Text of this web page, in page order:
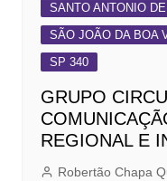
SANTO ANTONIO
SÃO JOÃO DA BOA
SP 340
GRUPO
REGIONAL E
Robertão Chapa